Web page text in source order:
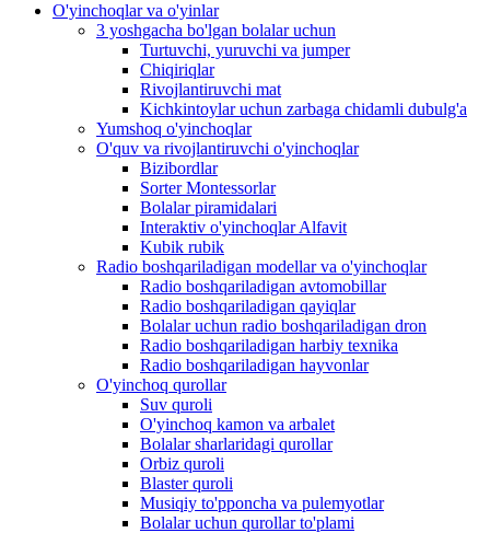
O'yinchoqlar va o'yinlar
3 yoshgacha bo'lgan bolalar uchun
Turtuvchi, yuruvchi va jumper
Chiqiriqlar
Rivojlantiruvchi mat
Kichkintoylar uchun zarbaga chidamli dubulg'a
Yumshoq o'yinchoqlar
O'quv va rivojlantiruvchi o'yinchoqlar
Bizibordlar
Sorter Montessorlar
Bolalar piramidalari
Interaktiv o'yinchoqlar Alfavit
Kubik rubik
Radio boshqariladigan modellar va o'yinchoqlar
Radio boshqariladigan avtomobillar
Radio boshqariladigan qayiqlar
Bolalar uchun radio boshqariladigan dron
Radio boshqariladigan harbiy texnika
Radio boshqariladigan hayvonlar
O'yinchoq qurollar
Suv quroli
O'yinchoq kamon va arbalet
Bolalar sharlaridagi qurollar
Orbiz quroli
Blaster quroli
Musiqiy to'pponcha va pulemyotlar
Bolalar uchun qurollar to'plami